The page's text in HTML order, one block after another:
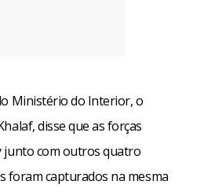
Ministério do Interior, o
disse que as forças
junto com outros quatro
foram capturados na mesma